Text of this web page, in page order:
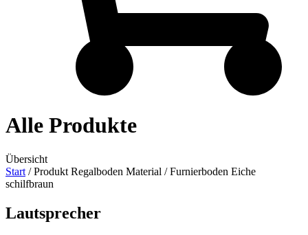
Alle Produkte
Übersicht
Start / Produkt Regalboden Material / Furnierboden Eiche
schilfbraun
Lautsprecher